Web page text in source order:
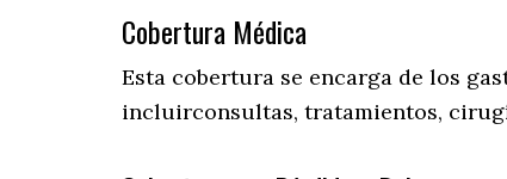
Cobertura Médica
Esta cobertura se encarga de los
incluirconsultas, tratamientos,